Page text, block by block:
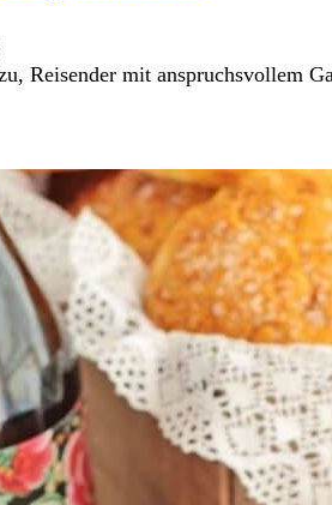
Reisender mit anspruchsvollem